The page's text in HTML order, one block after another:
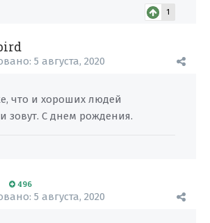
1
5 августа, 2020
что и хороших людей
зовут. С днем рождения.
496
5 августа, 2020